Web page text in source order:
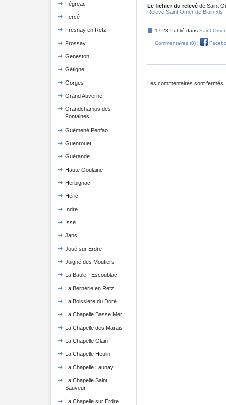
Fégreac
Fercé
Fresnay en Retz
Frossay
Geneston
Gétigne
Gorges
Grand Auverné
Grandchamps des
Fontaines
Guémené Penfao
Guenrouet
Guérande
Haute Goulaine
Herbignac
Héric
Indre
Issé
Jans
Joué sur Erdre
Juigné des Moutiers
La Baule - Escoublac
La Bernerie en Retz
La Boissière du Doré
La Chapelle Basse Mer
La Chapelle des Marais
La Chapelle Glain
La Chapelle Heulin
La Chapelle Launay
La Chapelle Saint
Sauveur
La Chapelle sur Erdre
Le fichier du relevéde Saint
Relevé Saint Omer de Blain.xls
17:28 Publié dans Saint
Commentaires (0)|
Les commentaires sont fermés.